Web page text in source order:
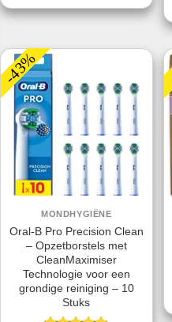
-43%
MONDHYGIËNE
Oral-B Pro Precision Clean
– Opzetborstels met
CleanMaximiser
Technologie voor een
grondige reiniging – 10
Stuks